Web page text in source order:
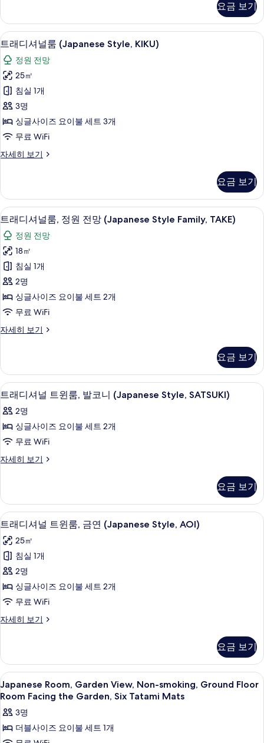
기
기
정
원
전
망
(Japanese
Style,
TSUKI)
사
진
모
기
널
트
윈
룸,
정
원
전
망
(Japanese
Style,
TSUKI)
자
히
요금 보기
트
래
디
셔
널
룸
(Japanese
Style,
KIKU)
모
두
보
기
트래디셔널룸 (Japanese Style, KIKU)
6
트래디셔널룸 (Japanese Style, KIKU)
정원 전망
25㎡
침실 1개
3명
싱글사이즈 요이불 세트 3개
무료 WiFi
자세히 보기
트
널
룸
(Japanese
Style,
KIKU)
자
세
히
보
기
요금 보기
트
래
디
셔
널
룸,
정
전
(Japanese
Style
Family,
TAKE)
사
진
두
기
트래디셔널룸, 정원 전망 (Japanese
5
트래디셔널룸, 정원 전망 (Japanese Style Family, TAKE)
정원 전망
18㎡
침실 1개
2명
싱글사이즈 요이불 세트 2개
무료 WiFi
자세히 보기
트
널
룸,
정
전
망
Style
Family,
TAKE)
히
기
요금 보기
트
래
디
셔
트
룸,
발
코
니
(Japanese
Style,
SATSUKI)
사
진
보
기
트래디셔널 트윈룸, 발코니 (Japanese
7
트래디셔널 트윈룸, 발코니 (Japanese Style, SATSUKI)
2명
싱글사이즈 요이불 세트 2개
무료 WiFi
자세히 보기
트
널
트
윈
발
코
니
(Japanese
Style,
SATSUKI)
자
세
요금 보기
트
래
디
셔
널
트
룸,
연
(Japanese
Style,
AOI)
사
진
트래디셔널 트윈룸, 금연 (Japanese
8
트래디셔널 트윈룸, 금연 (Japanese Style, AOI)
25㎡
침실 1개
2명
싱글사이즈 요이불 세트 2개
무료 WiFi
자세히 보기
트
널
트
윈
룸,
연
(Japanese
Style,
요금 보기
Japanese
Room,
Garden
View,
Non-
6
Japanese Room, Garden View, Non-smoking, Ground Floor
Room Facing the Garden, Six Tatami Mats
3명
더블사이즈 요이불 세트 1개